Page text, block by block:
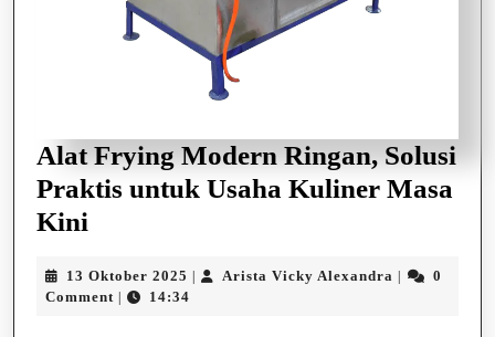
Alat Frying Modern Ringan, Solusi
Praktis untuk Usaha Kuliner Masa
Kini
Modern
13 Oktober 2025 13
Oktober
Arista Vicky Alexandra Arista0
Comment
14:34